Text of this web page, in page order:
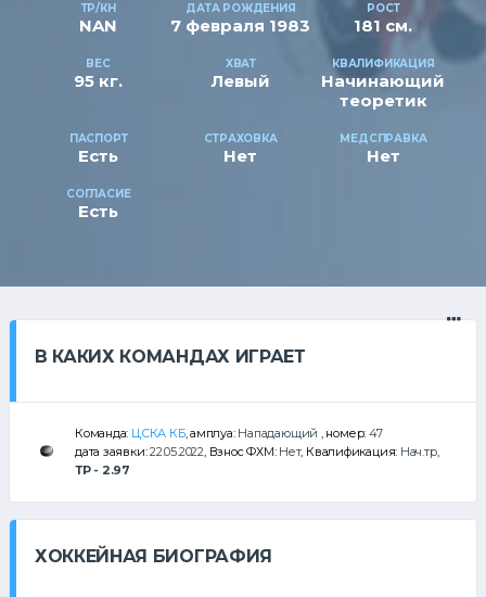
ТР/КН
NAN
ДАТА РОЖДЕНИЯ
7 февраля 1983
РОСТ
181 см.
ВЕС
95 кг.
ХВАТ
Левый
КВАЛИФИКАЦИЯ
Начинающий
теоретик
ПАСПОРТ
Есть
СТРАХОВКА
Нет
МЕДСПРАВКА
Нет
СОГЛАСИЕ
Есть
В КАКИХ КОМАНДАХ ИГРАЕТ
Команда: ЦСКА КБ, амплуа: Нападающий , номер: 47
дата заявки:22.05.2022, Взнос ФХМ: Нет, Квалификация: Нач.тр,
ТР - 2.97
ХОККЕЙНАЯ БИОГРАФИЯ